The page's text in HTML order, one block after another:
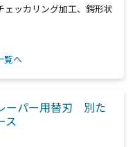
ェッカリング加工、鍔形状
覧へ
ーパー用替刃 別た
ス